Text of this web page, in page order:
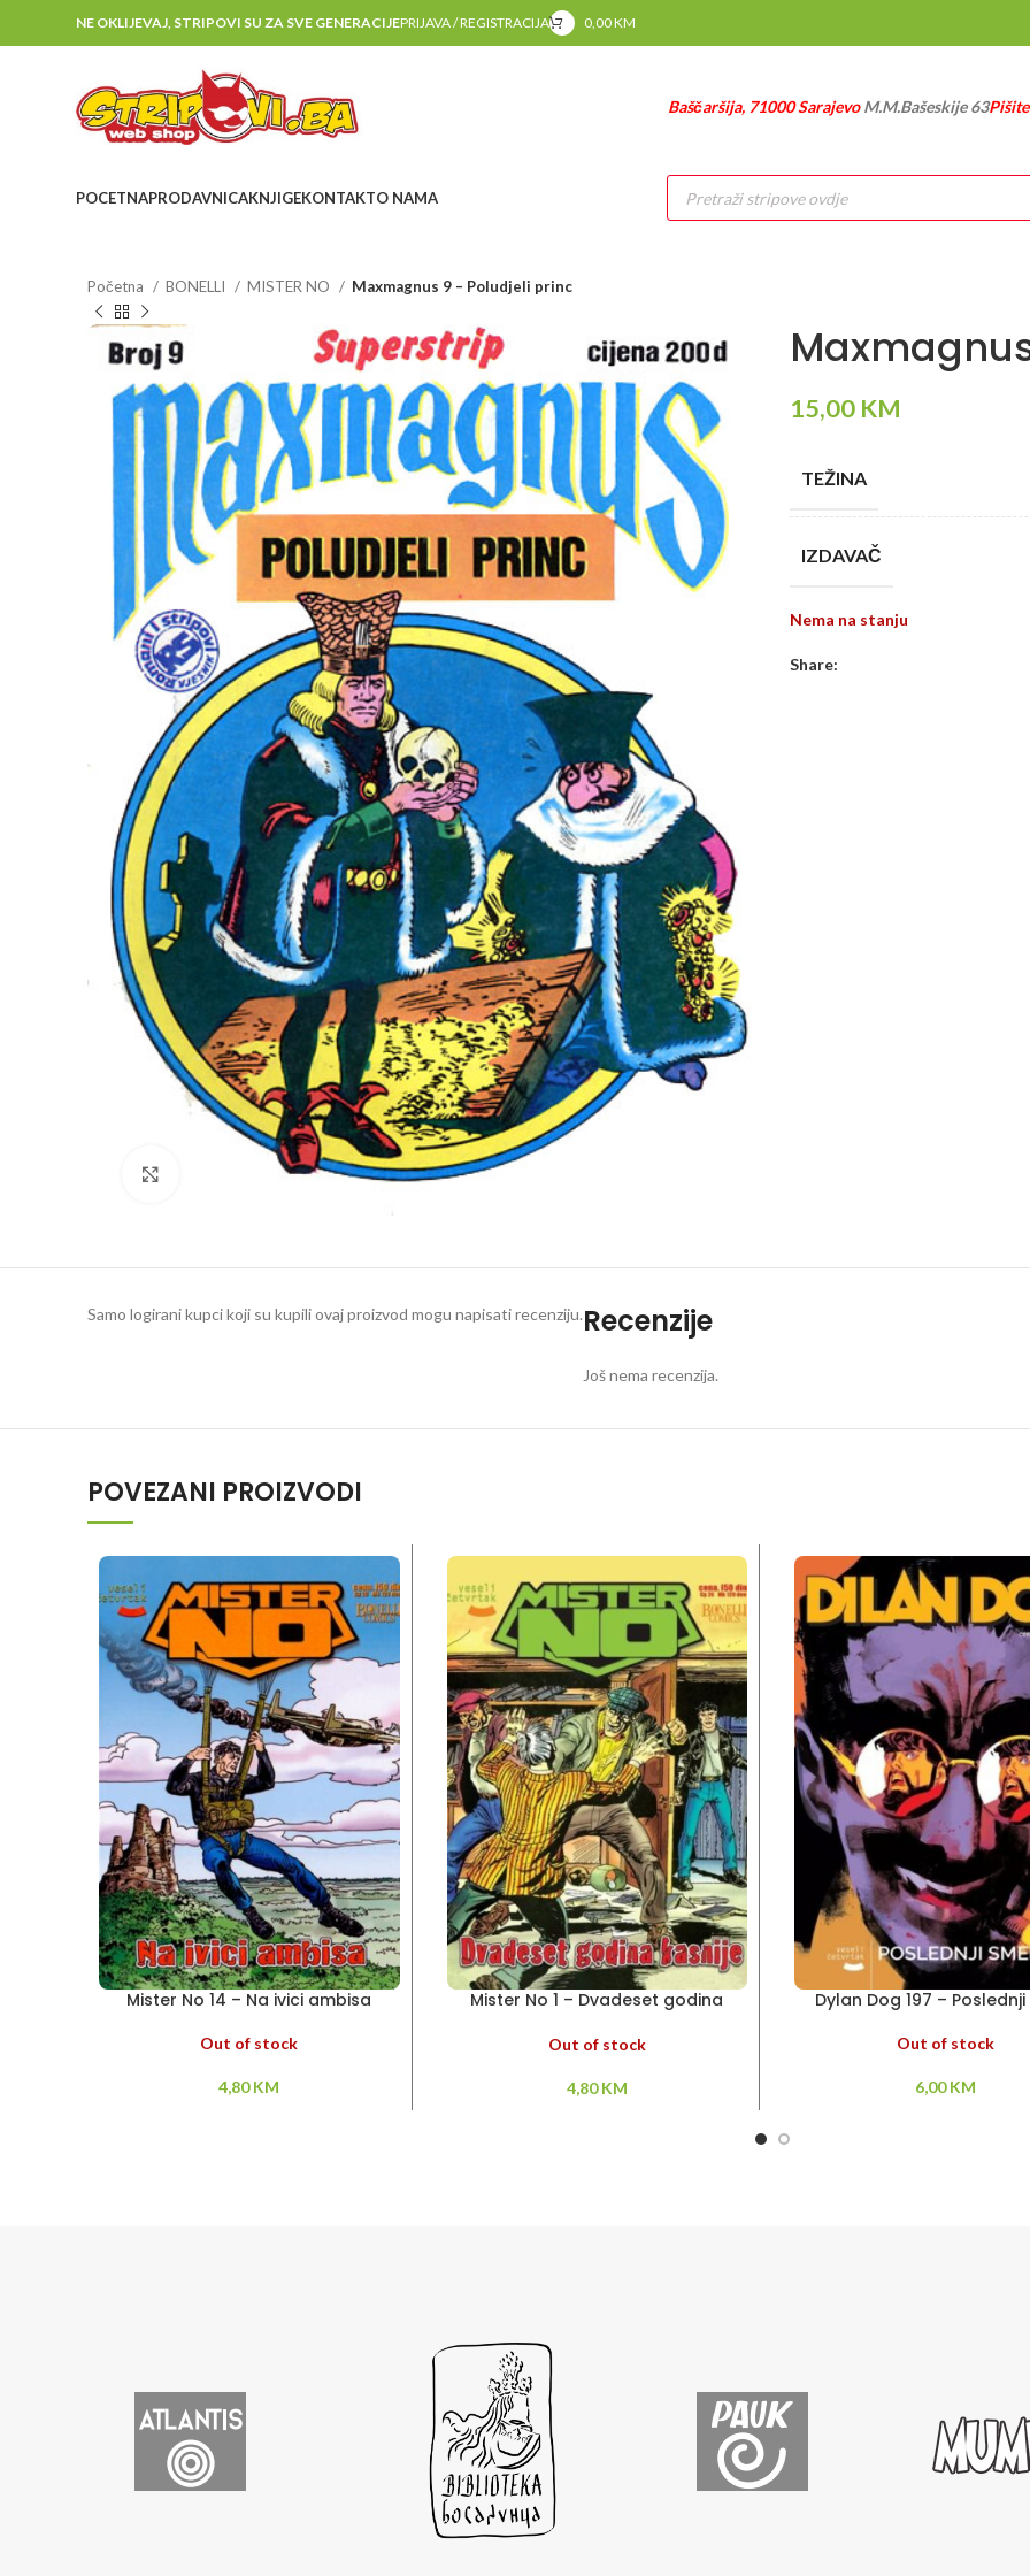
NE OKLIJEVAJ, STRIPOVI SU ZA SVE GENERACIJEPRIJAVA / REGISTRACIJA 0,00KM
Baščaršija, 71000 SarajevoM.M.Bašeskije 63
POCETNAPRODAVNICAKNJIGEKONTAKTO NAMA
Products
search
Početna BONELLI MISTER NO Maxmagnus 9 – Poludjeli princ
Klikni da povečaš
15,00 KM
TEŽINA
IZDAVAČ
Nema na stanju
Share:
Recenzije
Još nema recenzija.
Samo logirani kupci koji su kupili ovaj proizvod mogu napisati recenziju.
POVEZANI PROIZVODI
Mister No 14 – Na ivici ambisa
Out of stock
4,80KM
Mister No 1 – Dvadeset godina
Out of stock
4,80KM
Dylan Dog 197 –
Out of stock
6,00KM